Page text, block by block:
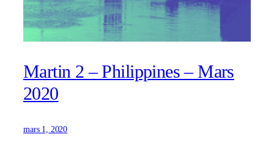
Martin 2 – Philippines – Mars
2020
mars 1, 2020